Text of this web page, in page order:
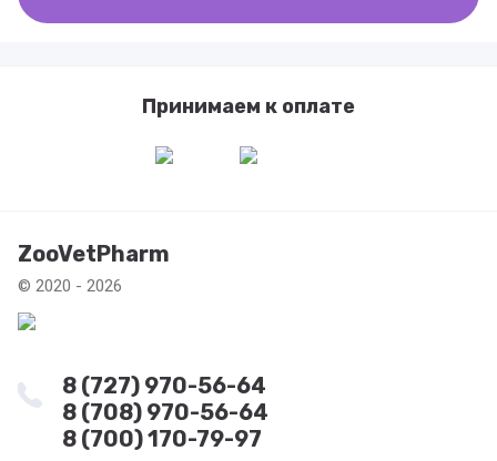
Принимаем к оплате
ZooVetPharm
© 2020 - 2026
8 (727) 970-56-64
8 (708) 970-56-64
8 (700) 170-79-97